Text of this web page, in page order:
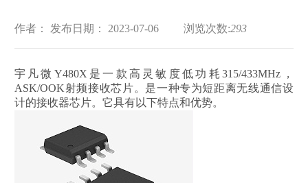
作者： 发布日期： 2023-07-06 浏览次数:293
宇凡微Y480X是一款高灵敏度低功耗315/433MHz，
ASK/OOK射频接收芯片。是一种专为短距离无线通信设
计的接收器芯片。它具有以下特点和优势。